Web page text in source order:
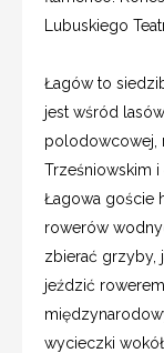
Lubuskiego
Łagów to
jest wśród
polodowcowej,
Trześniowskim
Łagowa goście
rowerów
zbierać grzyby,
jeździć
wycieczki